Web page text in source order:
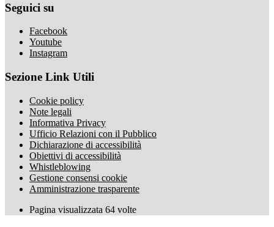
Seguici su
Facebook
Youtube
Instagram
Sezione Link Utili
Cookie policy
Note legali
Informativa Privacy
Ufficio Relazioni con il Pubblico
Dichiarazione di accessibilità
Obiettivi di accessibilità
Whistleblowing
Gestione consensi cookie
Amministrazione trasparente
Pagina visualizzata 64 volte